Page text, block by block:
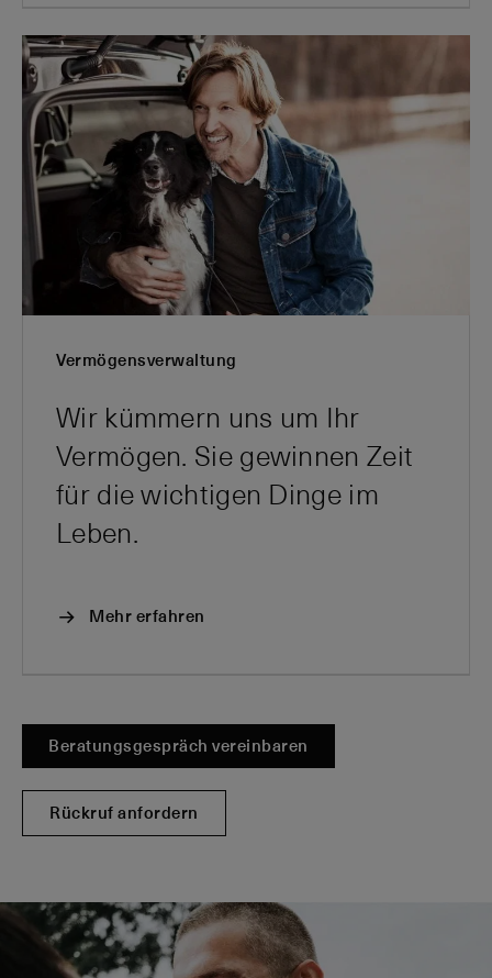
Vermögensverwaltung
Wir kümmern uns um Ihr
Vermögen. Sie gewinnen Zeit
für die wichtigen Dinge im
Leben.
Mehr erfahren
Beratungsgespräch vereinbaren
Rückruf anfordern